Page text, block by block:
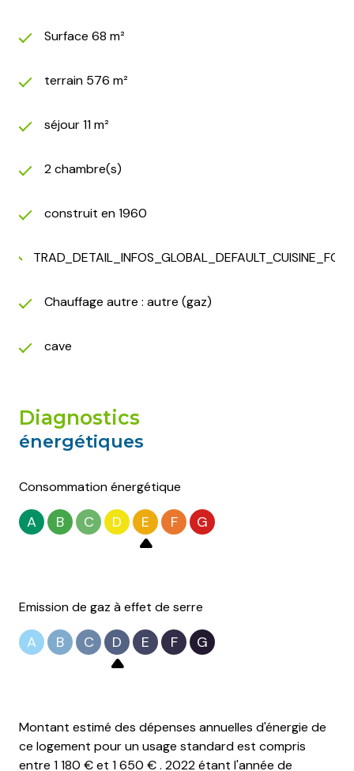
Surface 68 m²
terrain 576 m²
séjour 11 m²
2 chambre(s)
construit en 1960
Chauffage autre : autre (gaz)
cave
diagnostics
énergétiques
Consommation énergétique
A B C D E F G
Emission de gaz à effet de serre
A B C D E F G
Montant estimé des dépenses annuelles d'énergie de
ce logement pour un usage standard est compris
entre 1 180 € et 1 650 € . 2022 étant l'année de